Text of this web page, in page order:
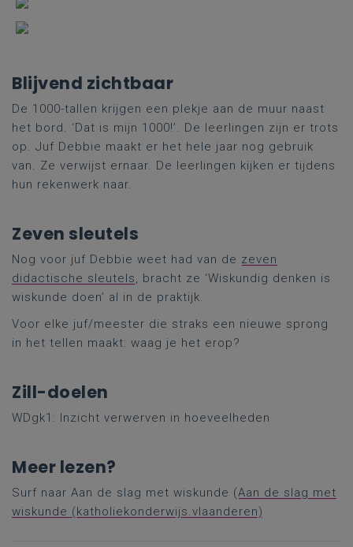
Blijvend zichtbaar
De 1000-tallen krijgen een plekje aan de muur naast
het bord. ‘Dat is mijn 1000!’. De leerlingen zijn er trots
op. Juf Debbie maakt er het hele jaar nog gebruik
van. Ze verwijst ernaar. De leerlingen kijken er tijdens
hun rekenwerk naar.
Zeven sleutels
Nog voor juf Debbie weet had van de zeven
didactische sleutels, bracht ze ‘Wiskundig denken is
wiskunde doen’ al in de praktijk.
Voor elke juf/meester die straks een nieuwe sprong
in het tellen maakt: waag je het erop?
Zill-doelen
WDgk1: Inzicht verwerven in hoeveelheden
Meer lezen?
Surf naar Aan de slag met wiskunde (Aan de slag met
wiskunde (katholiekonderwijs.vlaanderen)